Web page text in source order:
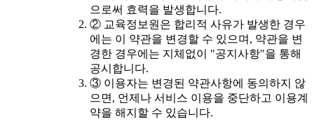
으로써 효력을 발생합니다.
② 교육정보원은 합리적 사유가 발생한 경우
에는 이 약관을 변경할 수 있으며, 약관을 변
경한 경우에는 지체없이 "공지사항"을 통해
공시합니다.
③ 이용자는 변경된 약관사항에 동의하지 않
으면, 언제나 서비스 이용을 중단하고 이용계
약을 해지할 수 있습니다.